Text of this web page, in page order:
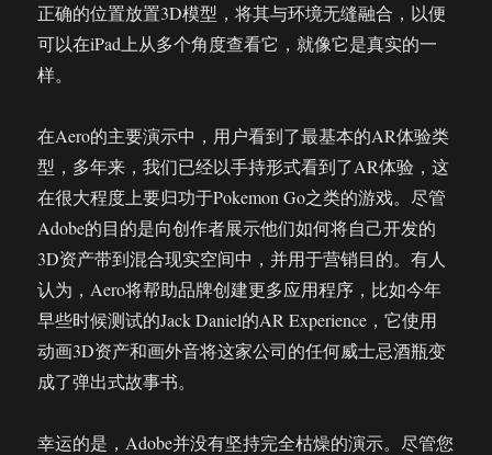
正确的位置放置3D模型，将其与环境无缝融合，以便
可以在iPad上从多个角度查看它，就像它是真实的一
样。
在Aero的主要演示中，用户看到了最基本的AR体验类
型，多年来，我们已经以手持形式看到了AR体验，这
在很大程度上要归功于Pokemon Go之类的游戏。尽管
Adobe的目的是向创作者展示他们如何将自己开发的
3D资产带到混合现实空间中，并用于营销目的。有人
认为，Aero将帮助品牌创建更多应用程序，比如今年
早些时候测试的Jack Daniel的AR Experience，它使用
动画3D资产和画外音将这家公司的任何威士忌酒瓶变
成了弹出式故事书。
幸运的是，Adobe并没有坚持完全枯燥的演示。尽管您